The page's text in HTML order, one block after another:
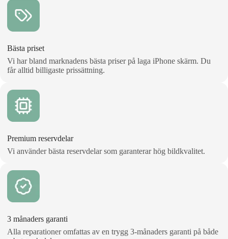
Bästa priset
Vi har bland marknadens bästa priser på laga iPhone skärm. Du
får alltid billigaste prissättning.
Premium reservdelar
Vi använder bästa reservdelar som garanterar hög bildkvalitet.
3 månaders garanti
Alla reparationer omfattas av en trygg 3‑månaders garanti på både